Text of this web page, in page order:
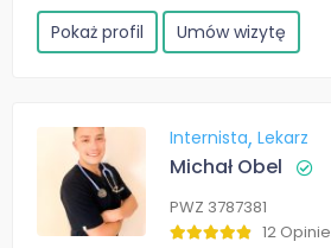
Pokaż profil Umów wizytę
Internista Lekarz
Michał Obel
PWZ 3787381
12 Opinie